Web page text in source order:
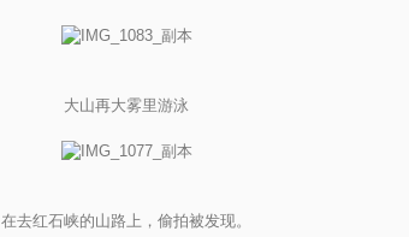
大山再大雾里游泳
在去红石峡的山路上，偷拍被发现。